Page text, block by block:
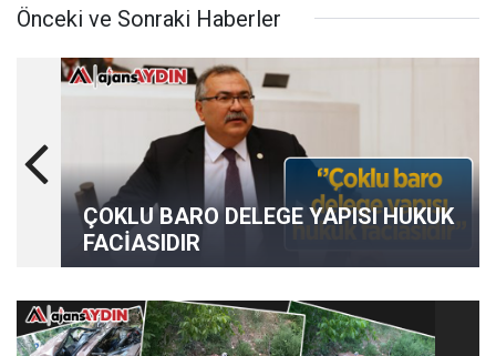
Önceki ve Sonraki Haberler
ÇOKLU BARO DELEGE YAPISI HUKUK
FACİASIDIR